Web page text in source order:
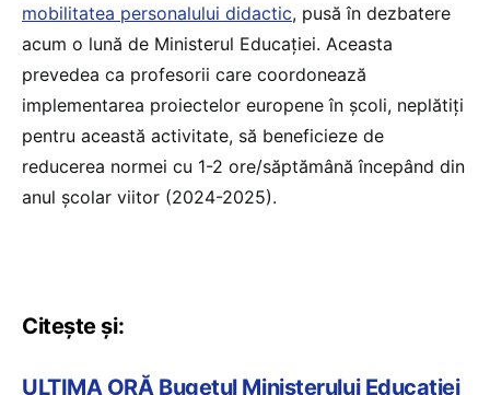
mobilitatea personalului didactic, pusă în dezbatere
acum o lună de Ministerul Educației. Aceasta
prevedea ca profesorii care coordonează
implementarea proiectelor europene în școli, neplătiți
pentru această activitate, să beneficieze de
reducerea normei cu 1-2 ore/săptămână începând din
anul școlar viitor (2024-2025).
Citește și:
ULTIMA ORĂ Bugetul Ministerului Educației